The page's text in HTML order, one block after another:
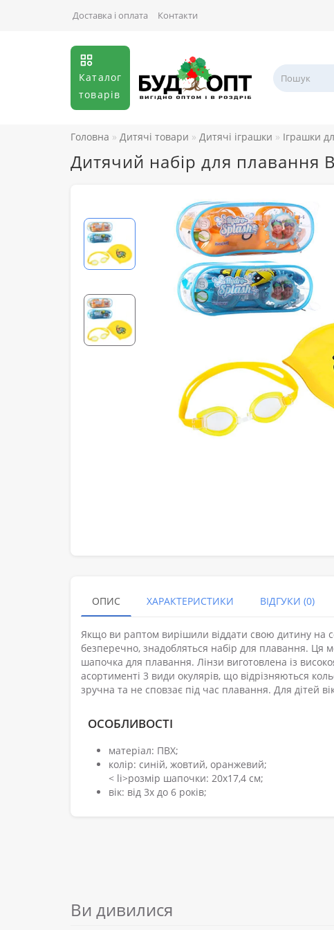
Доставка і оплата Контакти
Каталог
товарів
Головна Дитячі товари Дитячі іграшки Іграшки
Дитячий набір для плавання
ОПИС ХАРАКТЕРИСТИКИ ВІДГУКИ (0)
Якщо ви раптом вирішили віддати свою дитину на
безперечно, знадобляться набір для плавання. Ця
шапочка для плавання. Лінзи виготовлена із
асортименті 3 види окулярів, що відрізняються
зручна та не сповзає під час плавання. Для дітей
ОСОБЛИВОСТІ
матеріал: ПВХ;
колір: синій, жовтий, оранжевий;
< li>розмір шапочки: 20x17,4 см;
вік: від 3х до 6 років;
Ви дивилися